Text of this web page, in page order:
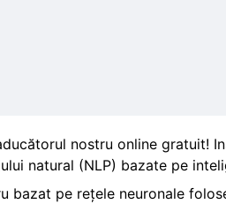
nostru online gratuit!
natural (NLP) bazate pe
bazat pe rețele neuronale